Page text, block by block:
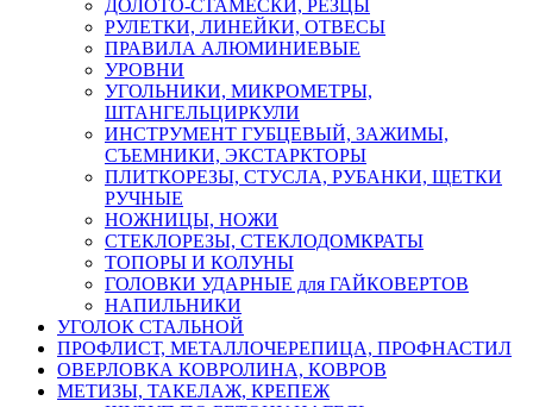
ДОЛОТО-СТАМЕСКИ, РЕЗЦЫ
РУЛЕТКИ, ЛИНЕЙКИ, ОТВЕСЫ
ПРАВИЛА АЛЮМИНИЕВЫЕ
УРОВНИ
УГОЛЬНИКИ, МИКРОМЕТРЫ,
ШТАНГЕЛЬЦИРКУЛИ
ИНСТРУМЕНТ ГУБЦЕВЫЙ, ЗАЖИМЫ,
СЪЕМНИКИ, ЭКСТАРКТОРЫ
ПЛИТКОРЕЗЫ, СТУСЛА, РУБАНКИ, ЩЕТКИ
РУЧНЫЕ
НОЖНИЦЫ, НОЖИ
СТЕКЛОРЕЗЫ, СТЕКЛОДОМКРАТЫ
ТОПОРЫ И КОЛУНЫ
ГОЛОВКИ УДАРНЫЕ для ГАЙКОВЕРТОВ
НАПИЛЬНИКИ
УГОЛОК СТАЛЬНОЙ
ПРОФЛИСТ, МЕТАЛЛОЧЕРЕПИЦА, ПРОФНАСТИЛ
ОВЕРЛОВКА КОВРОЛИНА, КОВРОВ
МЕТИЗЫ, ТАКЕЛАЖ, КРЕПЕЖ